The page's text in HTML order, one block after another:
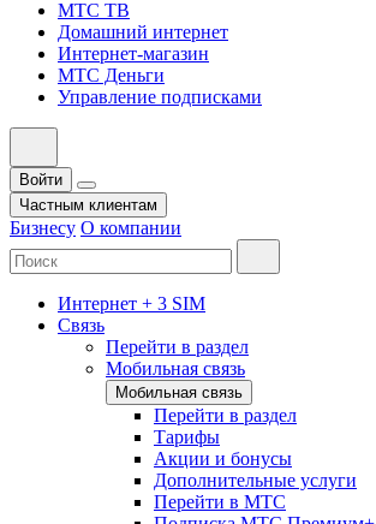
МТС ТВ
Домашний интернет
Интернет-магазин
МТС Деньги
Управление подписками
Войти
Частным клиентам
Бизнесу О компании
Интернет + 3 SIM
Связь
Перейти в раздел
Мобильная связь
Мобильная связь
Перейти в раздел
Тарифы
Акции и бонусы
Дополнительные услуги
Перейти в МТС